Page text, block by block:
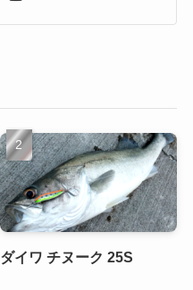
ダイワ チヌーク 25S